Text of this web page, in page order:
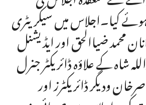
کیا۔اجلاس میں سیکریٹری
محمد ضیاالحق اور ایڈیشنل
شاہ کے علاؤہ ڈائریکٹر جنرل
ودیگر ڈائریکٹرز اور